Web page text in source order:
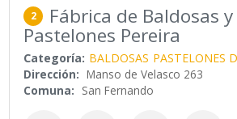
2 Fábrica de Baldosas y
Pastelones Pereira
Categoría: BALDOSAS PASTELONES
Dirección: Manso de Velasco 263
Comuna: San Fernando